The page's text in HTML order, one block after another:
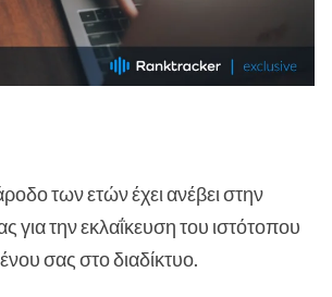
των ετών έχει ανέβει στην
για την εκλαΐκευση του ιστότοπου
σας στο διαδίκτυο.